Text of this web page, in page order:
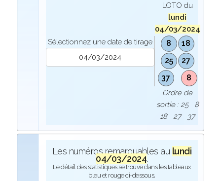
Sélectionnez une date de tirage
LOTO du
lundi
04/03/2024
8
18
25
27
37
8
Ordre de
sortie : 25 8
18 27 37
Les numéros remarquables au lundi
04/03/2024.
Le détail des statistiques se trouve dans les tableaux
bleu et rouge ci-dessous.